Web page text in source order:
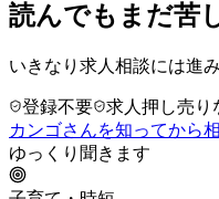
読んでもまだ苦
いきなり求人相談には進
登録不要 求人押し売り
カンゴさんを知ってから
ゆっくり聞きます